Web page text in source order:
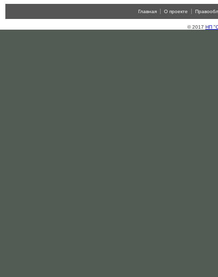
Главная О проекте
© 2017 НП